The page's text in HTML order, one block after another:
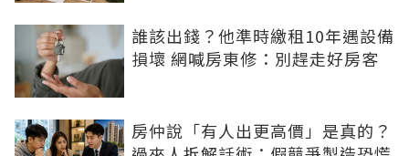
誰該出錢？他準時繳租10年遇設備
損壞 網喊房東修：別趕走好房客
房仲說「有人出更高價」是真的？